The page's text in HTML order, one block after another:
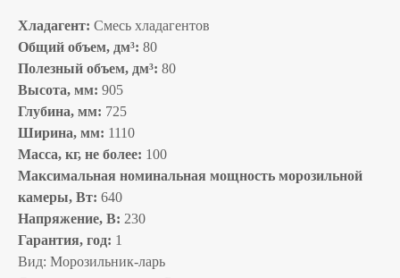
Хладагент: Смесь хладагентов
Общий объем, дм³: 80
Полезный объем, дм³: 80
Высота, мм: 905
Глубина, мм: 725
Ширина, мм: 1110
Масса, кг, не более: 100
Максимальная номинальная мощность морозильной
камеры, Вт: 640
Напряжение, В: 230
Гарантия, год: 1
Вид: Морозильник-ларь